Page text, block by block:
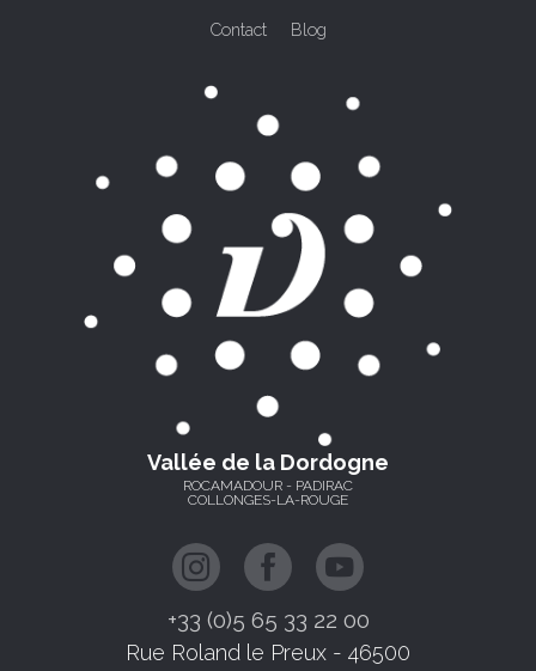
Contact Blog
Vallée de la Dordogne
ROCAMADOUR - PADIRAC
COLLONGES-LA-ROUGE
+33 (0)5 65 33 22 00
Rue Roland le Preux - 46500